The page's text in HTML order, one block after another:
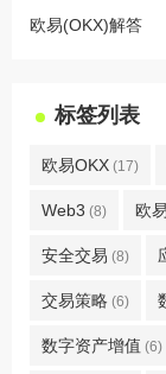
欧易(OKX)解答
标签列表
欧易OKX (17)
Web3 (8) 欧易
安全交易 (8)
交易策略 (6)
数字资产增值 (6)